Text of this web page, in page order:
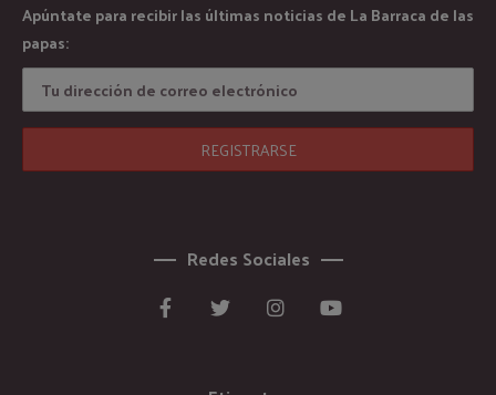
Apúntate para recibir las últimas noticias de La Barraca de las
papas:
Redes Sociales